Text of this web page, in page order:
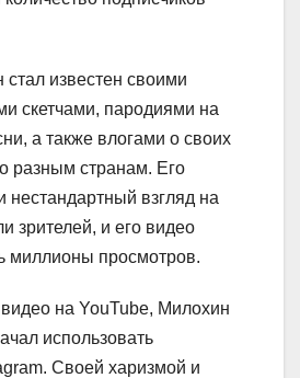
известен своими
скетчами, пародиями на
а также влогами о своих
разным странам. Его
нестандартный взгляд на
зрителей, и его видео
миллионы просмотров.
на YouTube, Милохин
использовать
Своей харизмой и